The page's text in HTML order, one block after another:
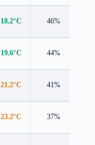
18.2°C 46%
19.6°C 44%
21.2°C 41%
23.2°C 37%